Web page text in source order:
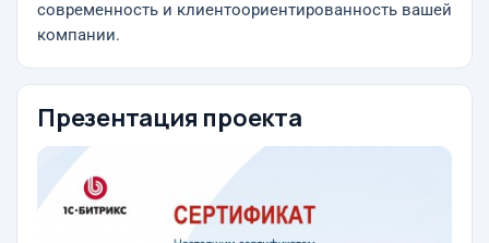
современность и клиентоориентированность вашей
компании.
Презентация проекта